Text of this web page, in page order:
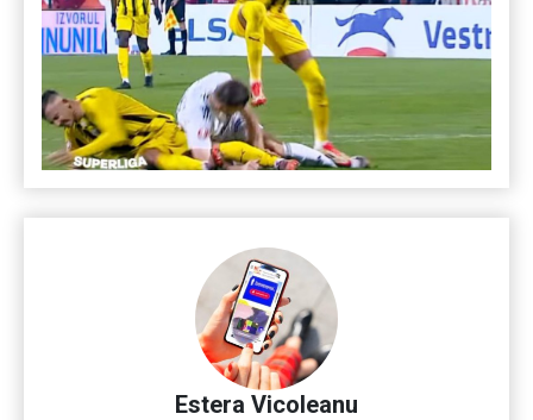
Estera Vicoleanu